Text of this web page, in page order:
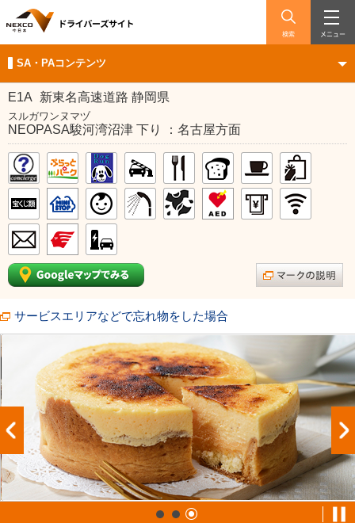
検索 メニュー
SA・PAコンテンツ
E1A 新東名高速道路 静岡県
スルガワンヌマヅ
NEOPASA駿河湾沼津 下り ：名古屋方面
サービスエリアなどで忘れ物をした場合